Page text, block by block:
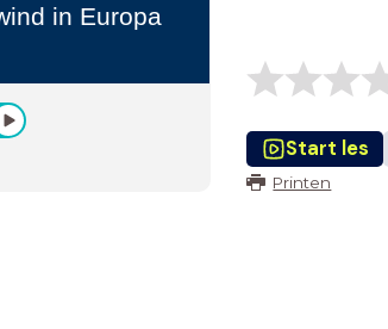
in Europa
Start les
Printen